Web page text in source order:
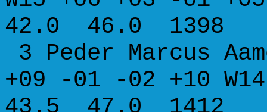
42.0 46.0 1398
3 Peder Marcus
+09 -01 -02 +10